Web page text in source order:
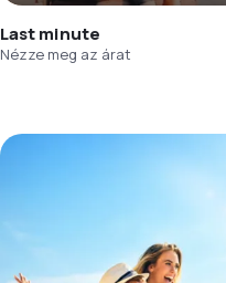
Last minute
Nézze meg az árat